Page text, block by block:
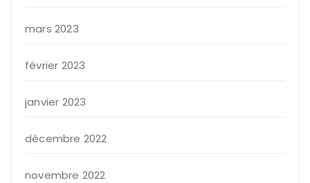
mars 2023
février 2023
janvier 2023
décembre 2022
novembre 2022